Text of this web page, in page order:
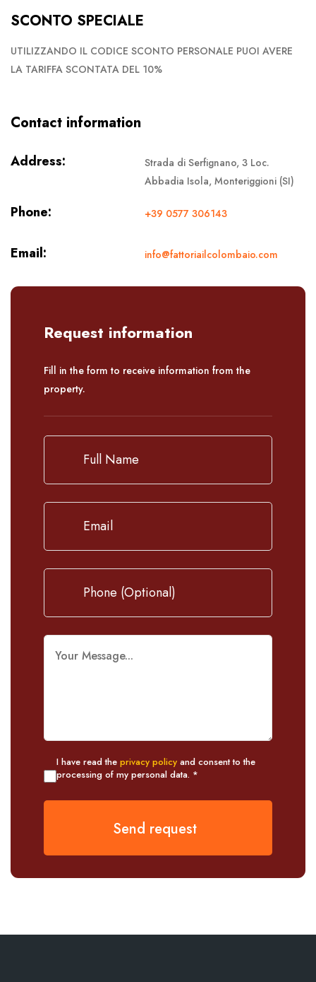
SCONTO SPECIALE
UTILIZZANDO IL CODICE SCONTO PERSONALE PUOI AVERE
LA TARIFFA SCONTATA DEL 10%
Contact information
Address:
Strada di Serfignano, 3 Loc.
Abbadia Isola, Monteriggioni (SI)
Phone: +39 0577 306143
Email: info@fattoriailcolombaio.com
Request information
Fill in the form to receive information from the
property.
I have read the privacy policy and consent to the
processing of my personal data. *
Send request